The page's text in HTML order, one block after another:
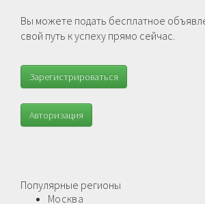
Вы можете подать бесплатное
свой путь к успеху прямо сейчас.
Зарегистрироваться
Авторизация
Популярные регионы
Москва